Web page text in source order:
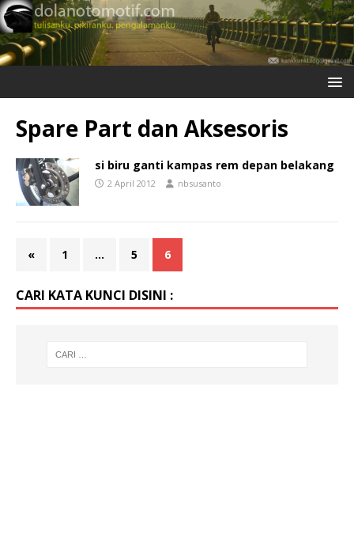
Spare Part dan Aksesoris
si biru ganti kampas rem depan belakang
2 April 2012 nbsusanto
« 1 … 5 6
CARI KATA KUNCI DISINI :